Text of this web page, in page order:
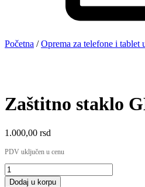
Početna /Oprema za telefone i tablet
Zaštitno staklo
1.000,00 rsd
PDV uključen u cenu
Dodaj u korpu